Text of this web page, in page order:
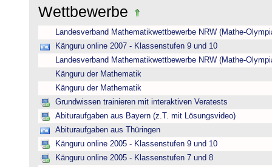
Wettbewerbe
Landesverband Mathematikwettbewerbe NRW (Mathe-
Känguru online 2007 - Klassenstufen 9 und 10
Landesverband Mathematikwettbewerbe NRW (Mathe-
Känguru der Mathematik
Känguru der Mathematik
Grundwissen trainieren mit interaktiven Veratests
Abituraufgaben aus Bayern (z.T. mit Lösungsvideo)
Abituraufgaben aus Thüringen
Känguru online 2005 - Klassenstufen 9 und 10
Känguru online 2005 - Klassenstufen 7 und 8